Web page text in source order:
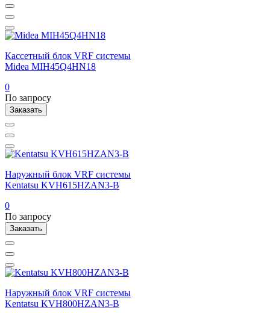
Кассетный блок VRF системы
Midea MIH45Q4HN18
0
По запросу
Заказать
Наружный блок VRF системы
Kentatsu KVH615HZAN3-B
0
По запросу
Заказать
Наружный блок VRF системы
Kentatsu KVH800HZAN3-B